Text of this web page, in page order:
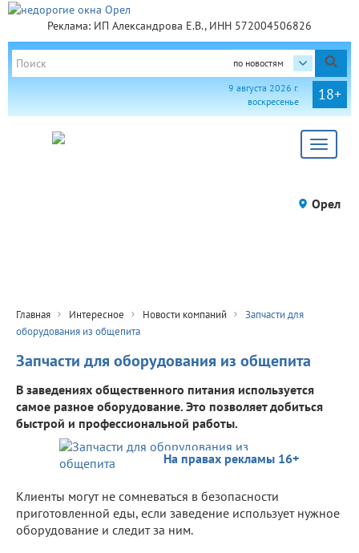
Реклама: ИП Александрова Е.В., ИНН 572004506826
по новостям
18+
9 августа 2026 г.
воскресенье
Toggle
Орел
Главная Интересное Новости компаний
Запчасти для
оборудования из общепита
Запчасти для оборудования из общепита
В заведениях общественного питания используется
самое разное оборудование. Это позволяет добиться
быстрой и профессиональной работы.
На правах рекламы 16+
Клиенты могут не сомневаться в безопасности
приготовленной еды, если заведение использует нужное
оборудование и следит за ним.